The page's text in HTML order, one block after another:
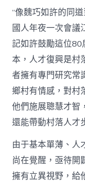
“像魏巧如許的同
國人年夜一次會議
記如許鼓勵這位80
本，人才復興是村
者擁有專門研究
鄉村有情感，對村
他們施展聰慧才智
還能帶動村落人才
由于基本單薄、人
尚在覺醒，亟待開
擁有立異視野，給